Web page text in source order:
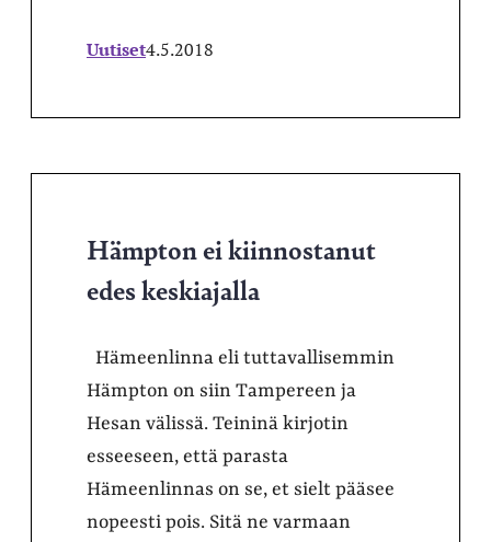
Uutiset4.5.2018
Hämpton ei kiinnostanut
edes keskiajalla
Hämeenlinna eli tuttavallisemmin
Hämpton on siin Tampereen ja
Hesan välissä. Teininä kirjotin
esseeseen, että parasta
Hämeenlinnas on se, et sielt pääsee
nopeesti pois. Sitä ne varmaan